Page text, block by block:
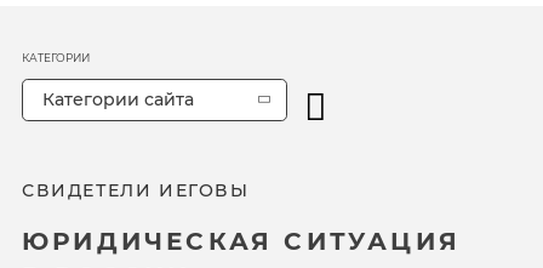
СВИДЕТЕЛИ ИЕГОВЫ
ЮРИДИЧЕСКАЯ СИТУАЦИЯ
КАТЕГОРИИ
Категории сайта